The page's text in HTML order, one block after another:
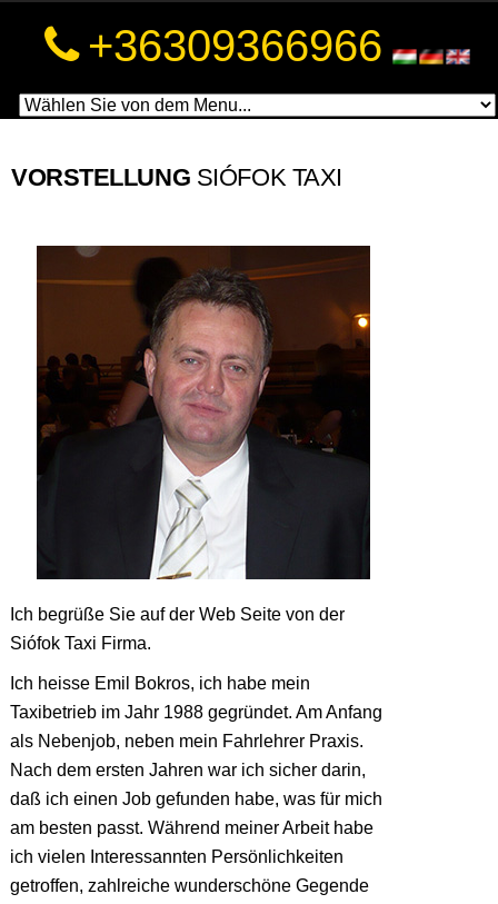
+36309366966
a
VORSTELLUNG SIÓFOK TAXI
Ich begrüße Sie auf der Web Seite von der
Siófok Taxi Firma.
Ich heisse Emil Bokros, ich habe mein
Taxibetrieb im Jahr 1988 gegründet. Am Anfang
als Nebenjob, neben mein Fahrlehrer Praxis.
Nach dem ersten Jahren war ich sicher darin,
daß ich einen Job gefunden habe, was für mich
am besten passt. Während meiner Arbeit habe
ich vielen Interessannten Persönlichkeiten
getroffen, zahlreiche wunderschöne Gegende